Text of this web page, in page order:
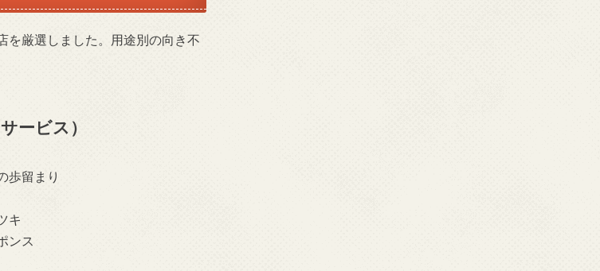
を厳選しました。用途別の向き不
ービス）
歩留まり
キ
ンス